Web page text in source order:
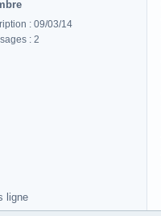
: 09/03/14
: 2
ligne